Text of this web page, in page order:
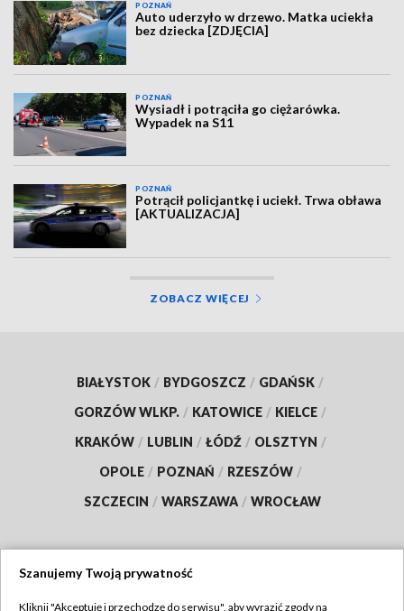
POZNAŃ
Auto uderzyło w drzewo. Matka uciekła
bez dziecka [ZDJĘCIA]
POZNAŃ
Wysiadł i potrąciła go ciężarówka.
Wypadek na S11
POZNAŃ
Potrącił policjantkę i uciekł. Trwa obława
[AKTUALIZACJA]
ZOBACZ WIĘCEJ
BIAŁYSTOK / BYDGOSZCZ / GDAŃSK /
GORZÓW WLKP. / KATOWICE / KIELCE /
KRAKÓW / LUBLIN / ŁÓDŹ / OLSZTYN /
OPOLE / POZNAŃ / RZESZÓW /
SZCZECIN / WARSZAWA / WROCŁAW
Szanujemy Twoją prywatność
Kliknij "Akceptuję i przechodzę do serwisu", aby wyrazić zgody na